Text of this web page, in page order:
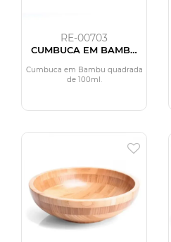
RE-00703
CUMBUCA EM BAMBU
Cumbuca em Bambu quadrada
de 100ml.